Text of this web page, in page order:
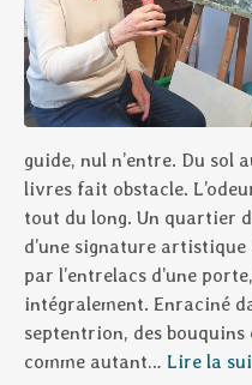
guide, nul n’entre. Du sol
livres fait obstacle.
tout du long. Un quartier
d’une signature
par l’entrelacs d’une
intégralement. Enraciné
septentrion, des bouquins
comme autant… Lire la